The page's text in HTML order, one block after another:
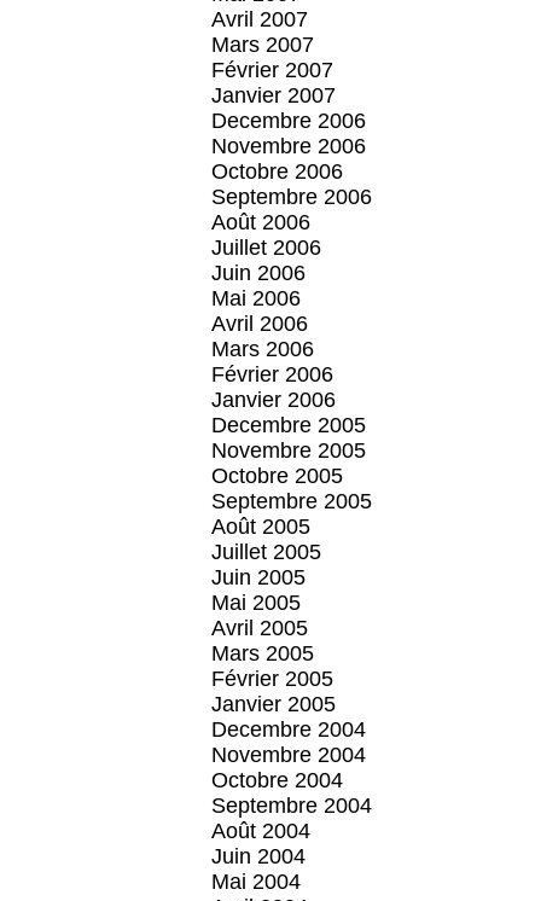
Avril 2007
Mars 2007
Février 2007
Janvier 2007
Decembre 2006
Novembre 2006
Octobre 2006
Septembre 2006
Août 2006
Juillet 2006
Juin 2006
Mai 2006
Avril 2006
Mars 2006
Février 2006
Janvier 2006
Decembre 2005
Novembre 2005
Octobre 2005
Septembre 2005
Août 2005
Juillet 2005
Juin 2005
Mai 2005
Avril 2005
Mars 2005
Février 2005
Janvier 2005
Decembre 2004
Novembre 2004
Octobre 2004
Septembre 2004
Août 2004
Juin 2004
Mai 2004